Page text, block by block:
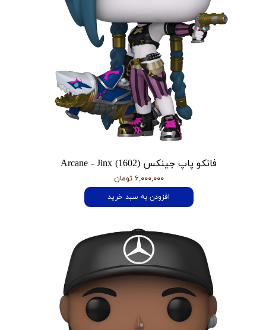
فانکو پاپ جینکس Arcane - Jinx (1602)
۶,۰۰۰,۰۰۰ تومان
افزودن به سبد خرید